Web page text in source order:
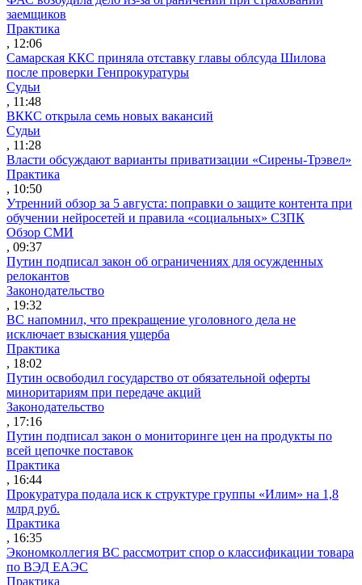
заемщиков
Практика
, 12:06
Самарская ККС приняла отставку главы облсуда Шилова
после проверки Генпрокуратуры
Судьи
, 11:48
ВККС открыла семь новых вакансий
Судьи
, 11:28
Власти обсуждают варианты приватизации «Сирены-Трэвел»
Практика
, 10:50
Утренний обзор за 5 августа: поправки о защите контента при
обучении нейросетей и правила «социальных» СЗПК
Обзор СМИ
, 09:37
Путин подписал закон об ограничениях для осужденных
релокантов
Законодательство
, 19:32
ВС напомнил, что прекращение уголовного дела не
исключает взыскания ущерба
Практика
, 18:02
Путин освободил государство от обязательной оферты
миноритариям при передаче акций
Законодательство
, 17:16
Путин подписал закон о мониторинге цен на продукты по
всей цепочке поставок
Практика
, 16:44
Прокуратура подала иск к структуре группы «Илим» на 1,8
млрд руб.
Практика
, 16:35
Экономколлегия ВС рассмотрит спор о классификации товара
по ВЭД ЕАЭС
Практика